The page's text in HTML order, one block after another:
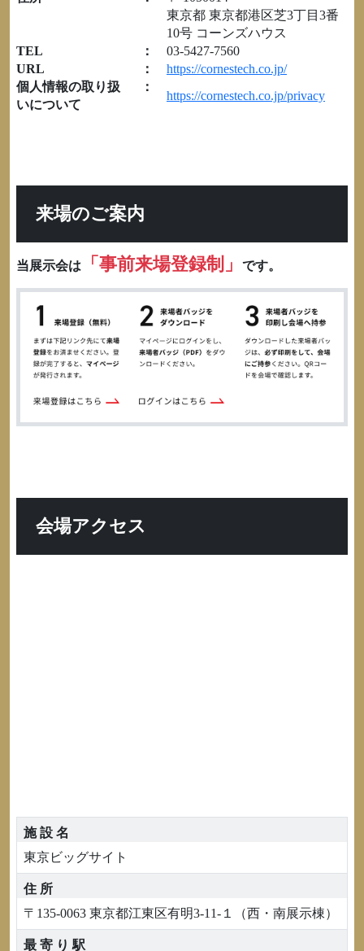
東京都 東京都港区芝3丁目3番
10号 コーンズハウス
TEL
： 03-5427-7560
URL
： https://cornestech.co.jp/
個人情報の取り扱
いについて
：
https://cornestech.co.jp/privacy
来場のご案内
当展示会は 「事前来場登録制」 です。
会場アクセス
施 設 名
東京ビッグサイト
住 所
〒135-0063 東京都江東区有明3-11-１（西・南展示棟）
最 寄 り 駅